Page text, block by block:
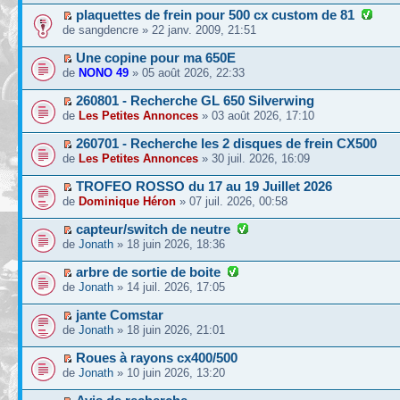
plaquettes de frein pour 500 cx custom de 81
de sangdencre » 22 janv. 2009, 21:51
Une copine pour ma 650E
de NONO 49 » 05 août 2026, 22:33
260801 - Recherche GL 650 Silverwing
de Les Petites Annonces » 03 août 2026, 17:10
260701 - Recherche les 2 disques de frein CX500
de Les Petites Annonces » 30 juil. 2026, 16:09
TROFEO ROSSO du 17 au 19 Juillet 2026
de Dominique Héron » 07 juil. 2026, 00:58
capteur/switch de neutre
de Jonath » 18 juin 2026, 18:36
arbre de sortie de boite
de Jonath » 14 juil. 2026, 17:05
jante Comstar
de Jonath » 18 juin 2026, 21:01
Roues à rayons cx400/500
de Jonath » 10 juin 2026, 13:20